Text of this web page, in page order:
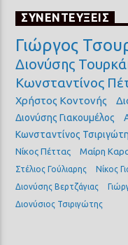
ΣΥΝΕΝΤΕΥΞΕΙΣ
Γιώργος
Διονύσης
Κωνσταντίνος
Χρήστος Κοντονής
Διονύσης Γιακουμέλος
Κωνσταντίνος
Νίκος Πέττας Μαίρη
Στέλιος Γούλιαρης
Νίκος
Διονύσης Βερτζάγιας
Διονύσιος Τσιριγώτης